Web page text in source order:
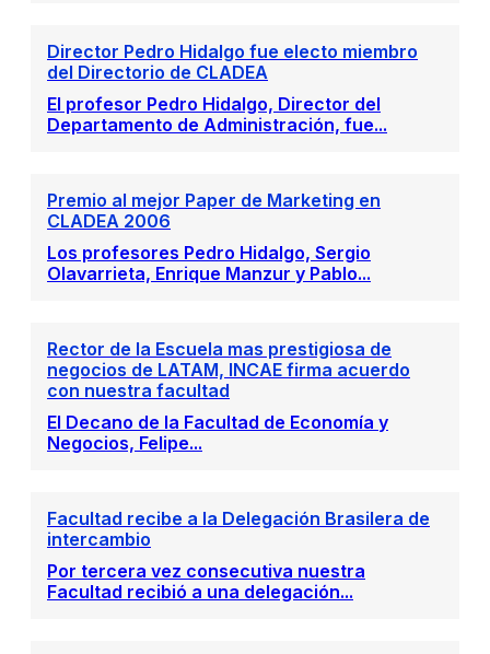
Director Pedro Hidalgo fue electo miembro
del Directorio de CLADEA
El profesor Pedro Hidalgo, Director del
Departamento de Administración, fue...
Premio al mejor Paper de Marketing en
CLADEA 2006
Los profesores Pedro Hidalgo, Sergio
Olavarrieta, Enrique Manzur y Pablo...
Rector de la Escuela mas prestigiosa de
negocios de LATAM, INCAE firma acuerdo
con nuestra facultad
El Decano de la Facultad de Economía y
Negocios, Felipe...
Facultad recibe a la Delegación Brasilera de
intercambio
Por tercera vez consecutiva nuestra
Facultad recibió a una delegación...